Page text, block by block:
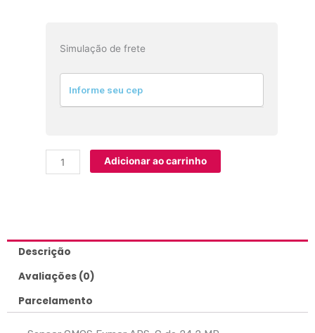
Simulação de frete
ZV-
Adicionar ao carrinho
Descrição
Avaliações (0)
Parcelamento